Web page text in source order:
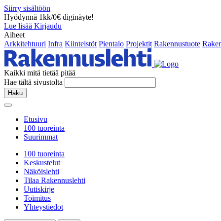
Siirry sisältöön
Hyödynnä 1kk/0€ diginäyte!
Lue lisää Kirjaudu
Aiheet
Arkkitehtuuri Infra Kiinteistöt Pientalo Projektit Rakennustuote
Kaikki mitä tietää pitää
Hae tältä sivustolta
Haku
Etusivu
100 tuoreinta
Suurimmat
100 tuoreinta
Keskustelut
Näköislehti
Tilaa Rakennuslehti
Uutiskirje
Toimitus
Yhteystiedot